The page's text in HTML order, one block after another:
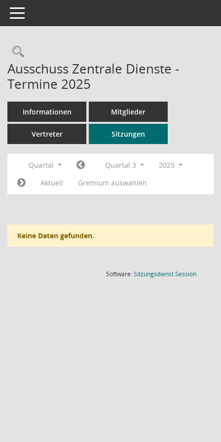
Toggle navigation
Rechercheauswahl
Ausschuss Zentrale Dienste -
Termine 2025
Informationen Mitglieder
Vertreter Sitzungen
Quartal Quartal 3
2025
Aktuell
Gremium auswählen
Keine Daten gefunden.
Software:SitzungsdienstSession(Wird in